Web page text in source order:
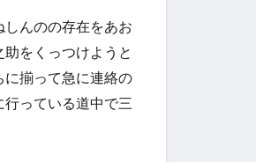
んのの存在をあお
をくっつけようと
揃って急に連絡の
行っている道中で三